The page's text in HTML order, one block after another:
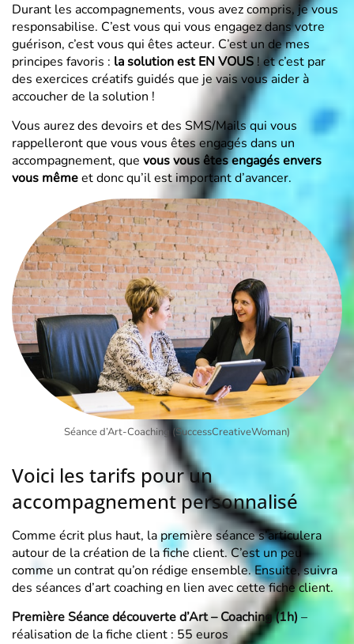
Durant les accompagnements, vous avez compris, je vous
responsabilise. C’est vous qui vous engagez dans votre
guérison, c’est vous qui êtes acteur. C’est un de mes
principes favoris : la solution est EN VOUS ! et c’est par
des exercices créatifs guidés que je vais vous aider à
accoucher de la solution !
Vous aurez des devoirs et des SMS/Mails qui vous
rappelleront que vous vous êtes engagés dans un
accompagnement, que vous vous êtes engagés envers
vous mêmeet donc qu’il est important d’avancer.
Séance d’Art-Coaching (SuccessCreativeWoman)
Voici les tarifs pour un
accompagnement personnalisé
Comme écrit plus haut, la première séance s’articulera
autour de la création de la fiche client. C’est un peu
comme un contrat qu’on rédige ensemble. Ensuite, suivra
des séances d’art coaching en lien avec cette fiche client.
Première Séance découverte d’Art – Coaching (1h) –
réalisation de la fiche client : 55 euros